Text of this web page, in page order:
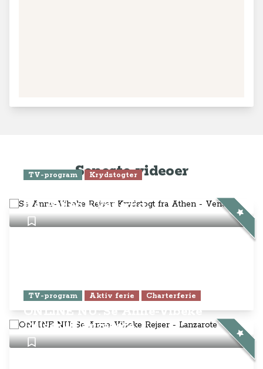
Seneste videoer
TV-program Krydstogter
fra Athen - Venedig
TV-program Aktiv ferie Charterferie
ONLINE NU: Se Anne-Vibeke
Rejser - Lanzarote